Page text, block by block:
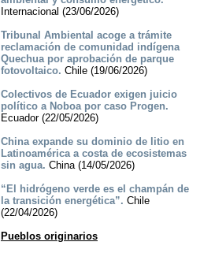
Internacional (23/06/2026)
Tribunal Ambiental acoge a trámite
reclamación de comunidad indígena
Quechua por aprobación de parque
fotovoltaico. Chile (19/06/2026)
Colectivos de Ecuador exigen juicio
político a Noboa por caso Progen.
Ecuador (22/05/2026)
China expande su dominio de litio en
Latinoamérica a costa de ecosistemas
sin agua. China (14/05/2026)
“El hidrógeno verde es el champán de
la transición energética”. Chile
(22/04/2026)
Pueblos originarios